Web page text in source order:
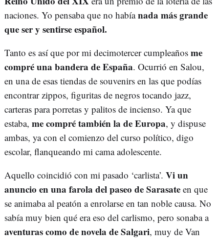
naciones. Yo pensaba que no habíanada más grande
que ser y sentirse español.
Tanto es así que por mi decimotercer cumpleaños me
compré una bandera de España. Ocurrió en Salou,
en una de esas tiendas de souvenirs en las que podías
encontrar zippos, figuritas de negros tocando jazz,
carteras para porretas y palitos de incienso. Ya que
estaba, me compré también la de Europa, y dispuse
ambas, ya con el comienzo del curso político, digo
escolar, flanqueando mi cama adolescente.
Aquello coincidió con mi pasado ‘carlista’. Vi un
anuncio en una farola del paseo de Sarasate en que
se animaba al peatón a enrolarse en tan noble causa. No
sabía muy bien qué era eso del carlismo, pero sonaba a
aventuras como de novela de Salgari, muy de Van